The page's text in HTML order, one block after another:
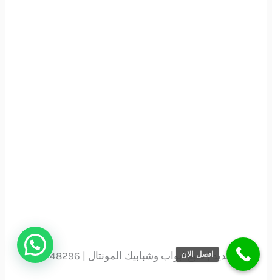
صباغ حديد | صبغ ابواب وشبابيك المونتال | 51748296
اتصل الان